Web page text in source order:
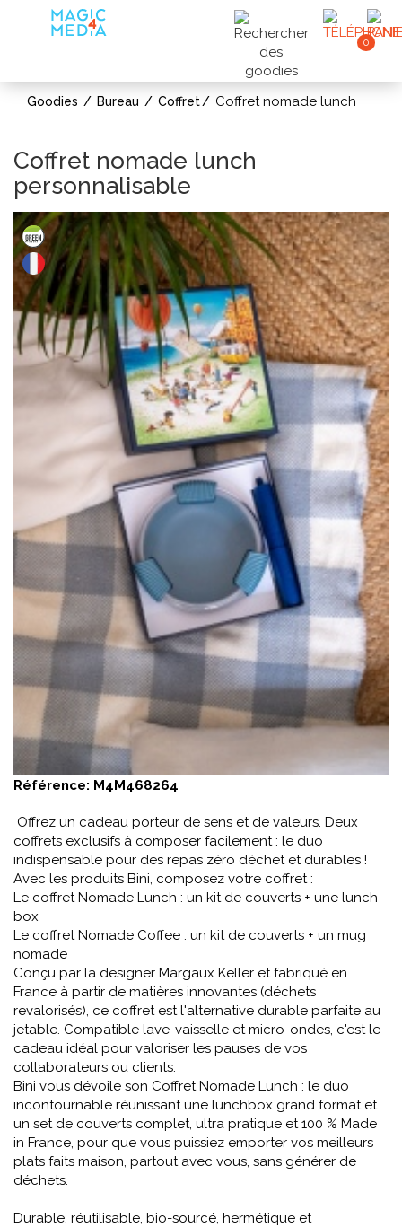
0
Goodies Bureau Coffret Coffret nomade lunch
Coffret nomade lunch
personnalisable
Référence: M4M468264
Offrez un cadeau porteur de sens et de valeurs. Deux
coffrets exclusifs à composer facilement : le duo
indispensable pour des repas zéro déchet et durables !
Avec les produits Bini, composez votre coffret :
Le coffret Nomade Lunch : un kit de couverts + une lunch
box
Le coffret Nomade Coffee : un kit de couverts + un mug
nomade
Conçu par la designer Margaux Keller et fabriqué en
France à partir de matières innovantes (déchets
revalorisés), ce coffret est l'alternative durable parfaite au
jetable. Compatible lave-vaisselle et micro-ondes, c'est le
cadeau idéal pour valoriser les pauses de vos
collaborateurs ou clients.
Bini vous dévoile son Coffret Nomade Lunch : le duo
incontournable réunissant une lunchbox grand format et
un set de couverts complet, ultra pratique et 100 % Made
in France, pour que vous puissiez emporter vos meilleurs
plats faits maison, partout avec vous, sans générer de
déchets.
Durable, réutilisable, bio-sourcé, hermétique et